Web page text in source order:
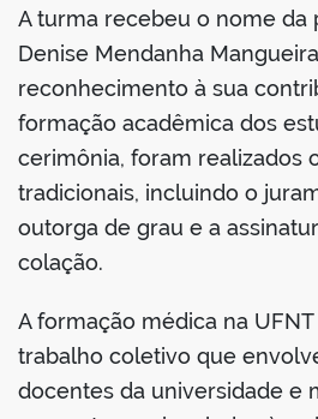
A turma recebeu o nome da
Denise Mendanha
reconhecimento à sua
formação acadêmica dos
cerimônia, foram realizados
tradicionais, incluindo o
outorga de grau e a
colação.
A formação médica na
trabalho coletivo que
docentes da universidade e